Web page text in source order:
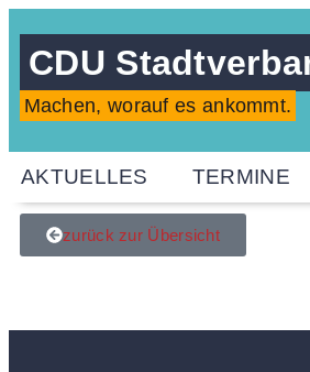
CDU
Machen, worauf es ankommt.
AKTUELLES TERMINE
zurück zur Übersicht